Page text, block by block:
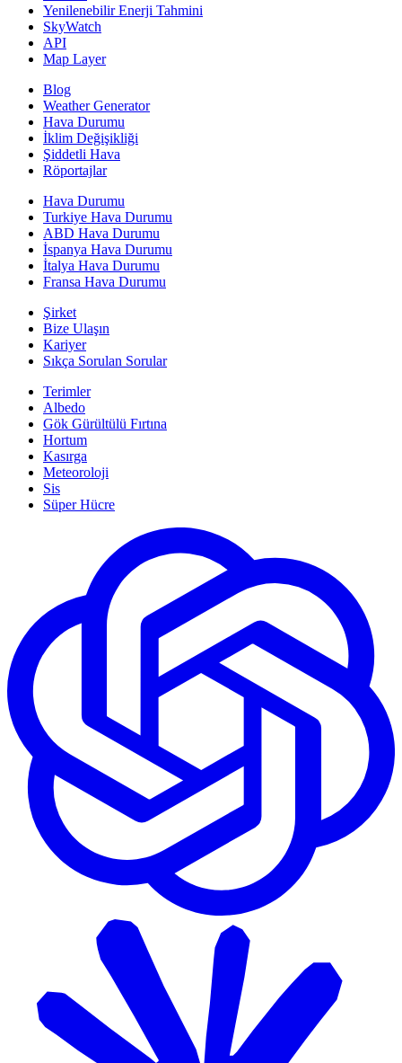
Yenilenebilir Enerji Tahmini
SkyWatch
API
Map Layer
Blog
Weather Generator
Hava Durumu
İklim Değişikliği
Şiddetli Hava
Röportajlar
Hava Durumu
Turkiye Hava Durumu
ABD Hava Durumu
İspanya Hava Durumu
İtalya Hava Durumu
Fransa Hava Durumu
Şirket
Bize Ulaşın
Kariyer
Sıkça Sorulan Sorular
Terimler
Albedo
Gök Gürültülü Fırtına
Hortum
Kasırga
Meteoroloji
Sis
Süper Hücre